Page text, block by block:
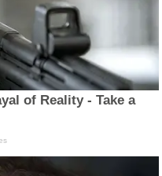
of Reality - Take a